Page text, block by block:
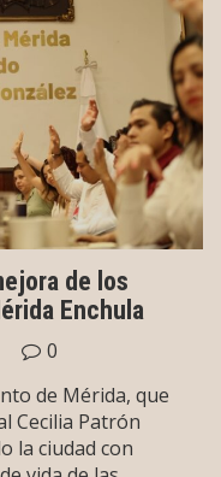
de los
Enchula
0
de Mérida, que
Cecilia Patrón
la ciudad con